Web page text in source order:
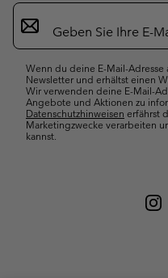
Newsletter-
Anmeldung
Wenn du deine E-Mail-
Newsletter und erhältst einen
Wir verwenden deine E-Mail-
Angebote und Aktionen zu
Datenschutzhinweisen erfährst
Marketingzwecke verarbeiten
kannst.